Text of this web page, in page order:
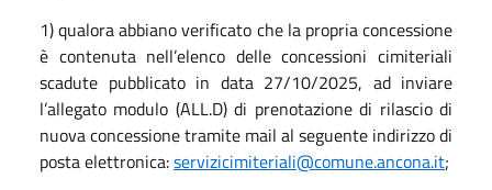
1) qualora abbiano verificato che la propria concessione
è contenuta nell’elenco delle concessioni cimiteriali
scadute pubblicato in data 27/10/2025, ad inviare
l’allegato modulo (ALL.D) di prenotazione di rilascio di
nuova concessione tramite mail al seguente indirizzo di
posta elettronica:servizicimiteriali@comune.ancona.it;